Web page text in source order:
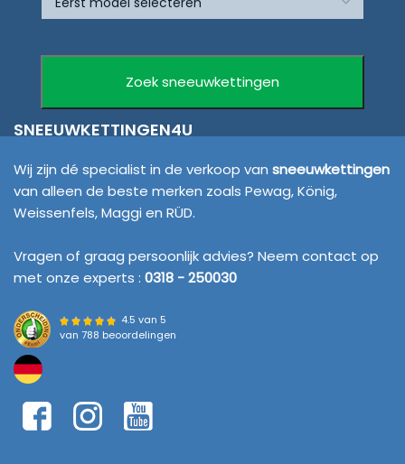
SNEEUWKETTINGEN4U
Wij zijn dé specialist in de verkoop van sneeuwkettingen
van alleen de beste merken zoals Pewag, König,
Weissenfels, Maggi en RÜD.
Vragen of graag persoonlijk advies? Neem contact op
met onze experts : 0318 - 250030
4.5 van 5
van 788 beoordelingen